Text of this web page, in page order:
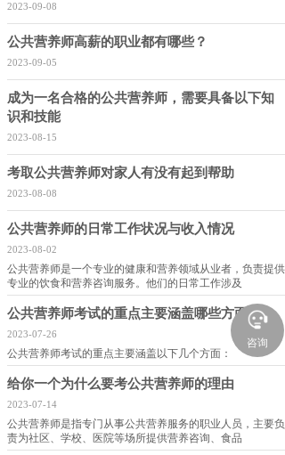
2023-09-08
公共营养师高薪的职业都有哪些？
2023-09-05
成为一名合格的公共营养师，需要具备以下知
识和技能
2023-08-15
考取公共营养师对家人有没有起到帮助
2023-08-08
公共营养师的日常工作状况与收入情况
2023-08-02
公共营养师是一个专业的健康和营养领域从业者，负责提供
专业的饮食和营养咨询服务。他们的日常工作涉及
公共营养师考试的重点主要涵盖哪些方面？
2023-07-26
公共营养师考试的重点主要涵盖以下几个方面：
给你一个为什么要考公共营养师的理由
2023-07-14
公共营养师是指专门从事公共营养服务的职业人员，主要负
责为社区、学校、医院等场所提供营养咨询、食品
咨询